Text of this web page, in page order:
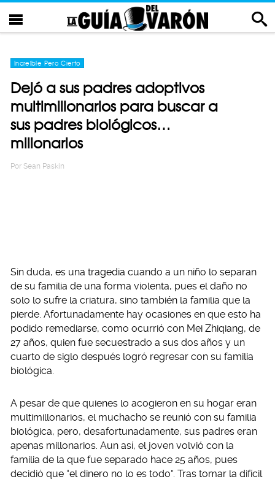
Increíble Pero Cierto
Dejó a sus padres adoptivos
multimillonarios para buscar a
sus padres biológicos…
millonarios
Por Sean Paskin
Sin duda, es una tragedia cuando a un niño lo separan
de su familia de una forma violenta, pues el daño no
solo lo sufre la criatura, sino también la familia que la
pierde. Afortunadamente hay ocasiones en que esto ha
podido remediarse, como ocurrió con Mei Zhiqiang, de
27 años, quien fue secuestrado a sus dos años y un
cuarto de siglo después logró regresar con su familia
biológica.
A pesar de que quienes lo acogieron en su hogar eran
multimillonarios, el muchacho se reunió con su familia
biológica, pero, desafortunadamente, sus padres eran
apenas millonarios. Aun así, el joven volvió con la
familia de la que fue separado hace 25 años, pues
decidió que “el dinero no lo es todo”. Tras tomar la difícil